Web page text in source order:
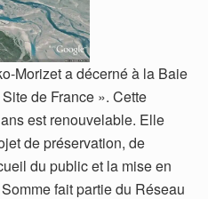
Morizet a décerné à la Baie
de France ». Cette
est renouvelable. Elle
de préservation, de
du public et la mise en
fait partie du Réseau